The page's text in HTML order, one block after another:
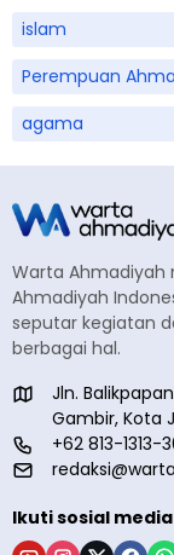
islam
Perempuan
agama
Warta Ahmadiyah
Ahmadiyah
seputar kegiatan
berbagai hal.
Jln.
Gambir, Kota
+62 813-1313-
Ikuti sosial